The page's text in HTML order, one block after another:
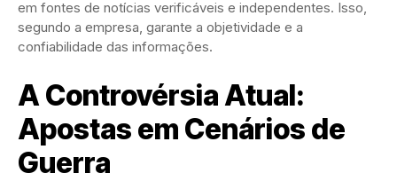
em fontes de notícias verificáveis e independentes. Isso,
segundo a empresa, garante a objetividade e a
confiabilidade das informações.
A Controvérsia Atual:
Apostas em Cenários de
Guerra